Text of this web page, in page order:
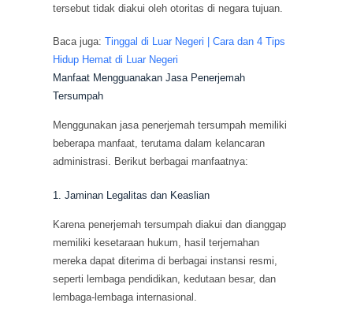
tersebut tidak diakui oleh otoritas di negara tujuan.
Baca juga:Tinggal di Luar Negeri | Cara dan 4 Tips
Hidup Hemat di Luar Negeri
Manfaat Mengguanakan Jasa Penerjemah
Tersumpah
Menggunakan jasa penerjemah tersumpah memiliki
beberapa manfaat, terutama dalam kelancaran
administrasi. Berikut berbagai manfaatnya:
1. Jaminan Legalitas dan Keaslian
Karena penerjemah tersumpah diakui dan dianggap
memiliki kesetaraan hukum, hasil terjemahan
mereka dapat diterima di berbagai instansi resmi,
seperti lembaga pendidikan, kedutaan besar, dan
lembaga-lembaga internasional.